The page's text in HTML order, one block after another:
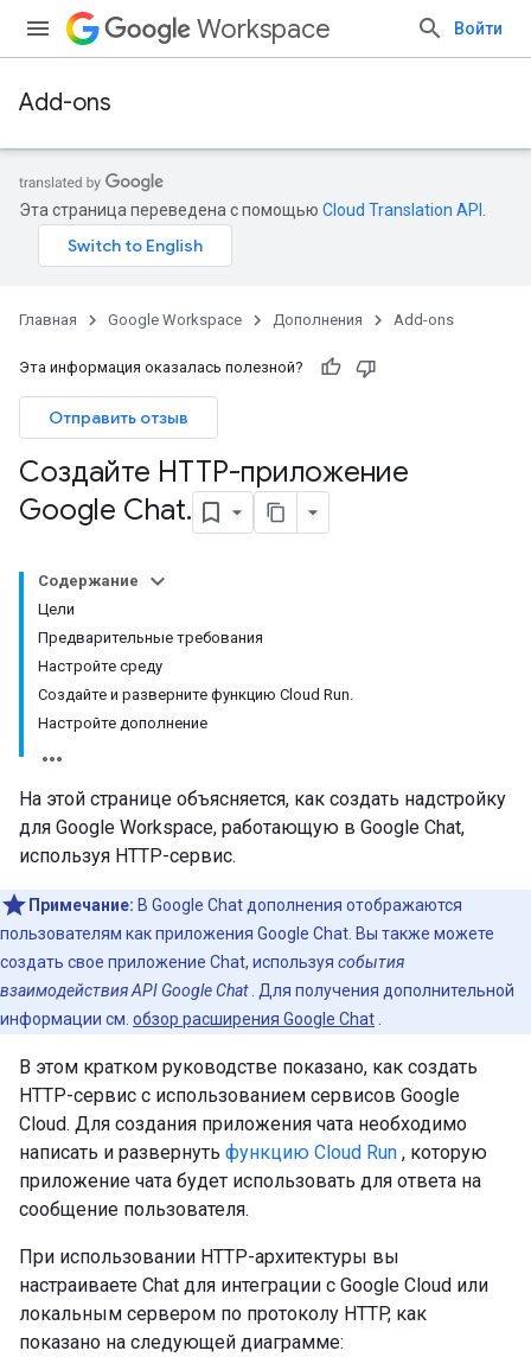
Workspace Войти
Add-ons
Эта страница переведена с помощью Cloud Translation API
Главная Google Workspace Дополнения Add-ons
Эта информация оказалась полезной?
Отправить отзыв
Создайте HTTP-приложение
Google Chat.
Содержание
Цели
Предварительные требования
Настройте среду
Создайте и разверните функцию Cloud Run.
Настройте дополнение
На этой странице объясняется, как создать надстройку
для Google Workspace, работающую в Google Chat,
используя HTTP-сервис.
Примечание: В Google Chat дополнения отображаются
пользователям как приложения Google Chat. Вы также можете
создать свое приложение Chat, используя события
взаимодействия API Google Chat. Для получения дополнительной
информации см. обзор расширения Google Chat
В этом кратком руководстве показано, как создать
HTTP-сервис с использованием сервисов Google
Cloud. Для создания приложения чата необходимо
написать и развернуть функцию Cloud Run , которую
приложение чата будет использовать для ответа на
сообщение пользователя.
При использовании HTTP-архитектуры вы
настраиваете Chat для интеграции с Google Cloud или
локальным сервером по протоколу HTTP, как
показано на следующей диаграмме: